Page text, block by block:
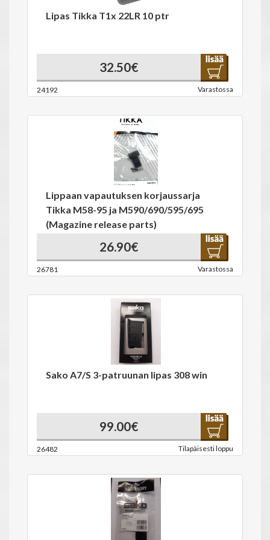
Lipas Tikka T1x 22LR 10 ptr
32.50€
24192 Varastossa
Lippaan vapautuksen korjaussarja
Tikka M58-95 ja M590/690/595/695
(Magazine release parts)
26.90€
26781 Varastossa
Sako A7/S 3-patruunan lipas 308 win
99.00€
26482 Tilapäisesti loppu